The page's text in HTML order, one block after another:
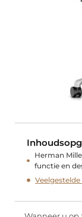
Herman
functie en